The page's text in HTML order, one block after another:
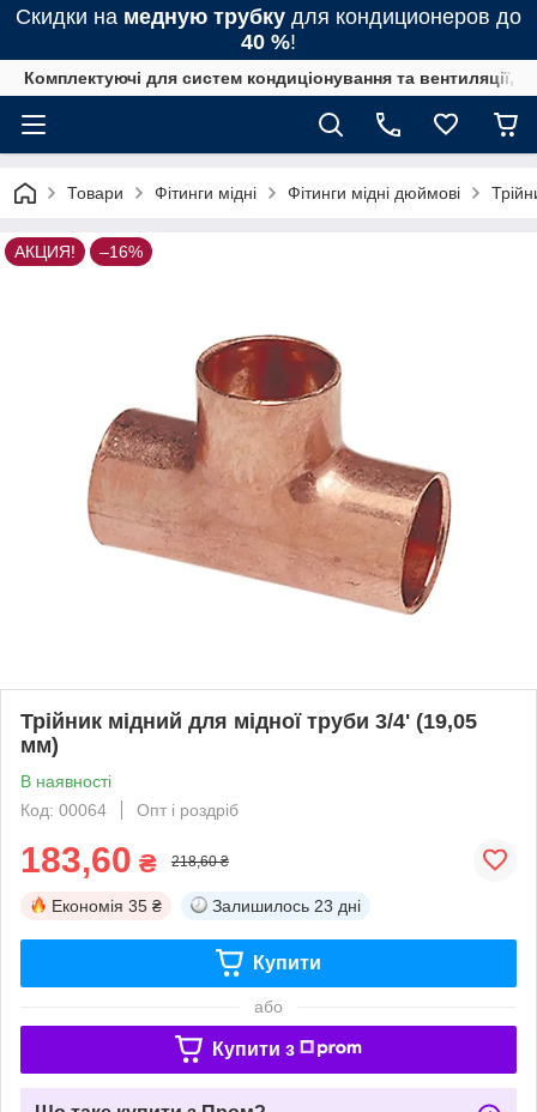
Скидки на медную трубку для кондиционеров до
40 %!
Комплектуючі для систем кондиціонування та вентиляції,
Товари Фітинги мідні Фітинги мідні дюймові
АКЦИЯ! –16%
Трійник мідний для мідної труби 3/4' (19,05
мм)
В наявності
Код: 00064
Опт і роздріб
183,60 ₴ 218,60 ₴
Економія 35 ₴ Залишилось 23 дні
Купити
або
Купити з